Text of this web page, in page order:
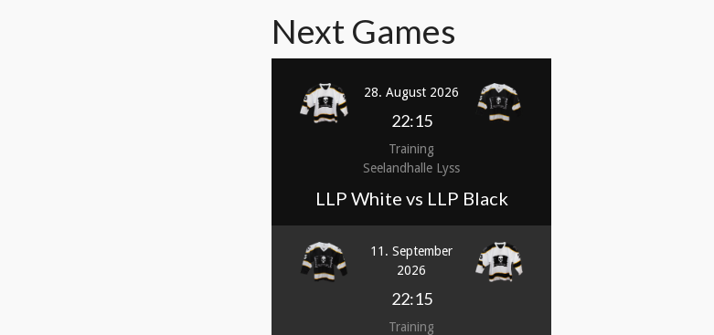
Next Games
28. August 2026
22:15
Training
Seelandhalle Lyss
LLP White vs LLP Black
11. September
2026
22:15
Training